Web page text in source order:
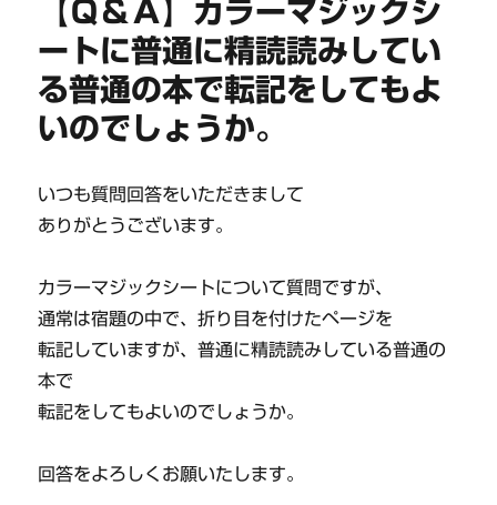
【Ｑ＆Ａ】カラーマジックシ
ートに普通に精読読みしてい
る普通の本で転記をしてもよ
いのでしょうか。
いつも質問回答をいただきまして
ありがとうございます。
カラーマジックシートについて質問ですが、
通常は宿題の中で、折り目を付けたページを
転記していますが、普通に精読読みしている普通の
本で
転記をしてもよいのでしょうか。
回答をよろしくお願いたします。